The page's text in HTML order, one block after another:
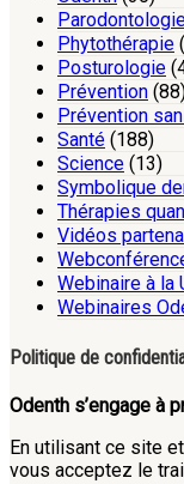
Phytothérapie
Posturologie
Prévention
Prévention
Santé (188)
Science (13)
Symbolique
Thérapies
Vidéos
Webinaire à la
Webinaires
Politique de
Odenth s’engage à
En utilisant ce site
vous acceptez le